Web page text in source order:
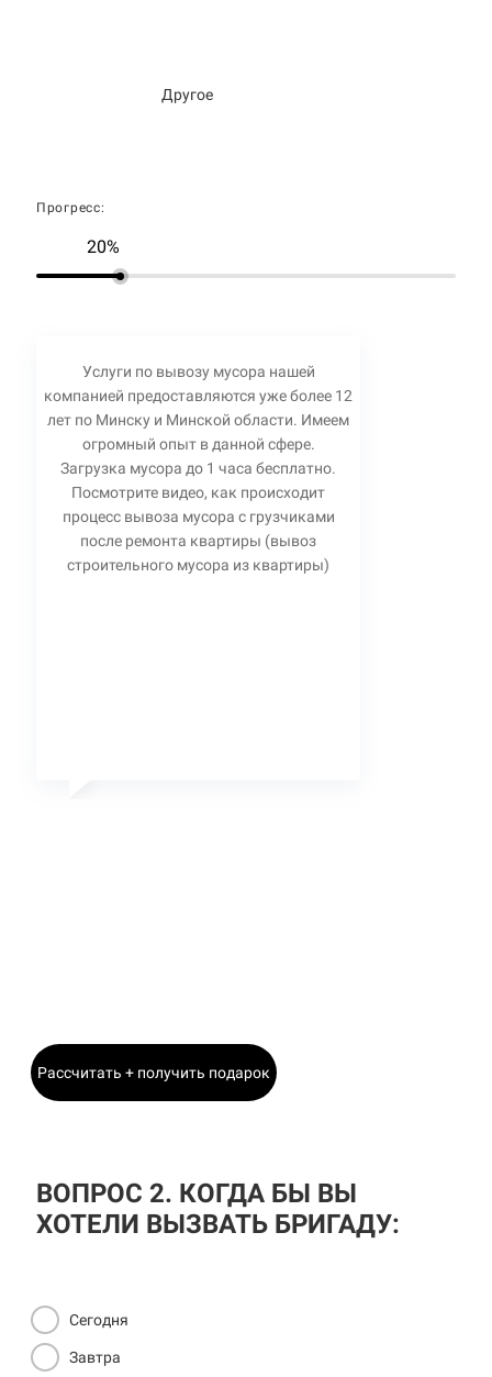
Другое
Прогресс:
20%
Услуги по вывозу мусора нашей
компанией предоставляются уже более 12
лет по Минску и Минской области. Имеем
огромный опыт в данной сфере.
Загрузка мусора до 1 часа бесплатно.
Посмотрите видео, как происходит
процесс вывоза мусора с грузчиками
после ремонта квартиры (вывоз
строительного мусора из квартиры)
Рассчитать + получить подарок
ВОПРОС 2. КОГДА БЫ ВЫ
ХОТЕЛИ ВЫЗВАТЬ БРИГАДУ:
Сегодня
Завтра